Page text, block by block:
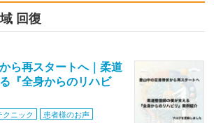
回復
ら再スタートへ｜柔道
『全身からのリハビ
クニック
患者様のお声